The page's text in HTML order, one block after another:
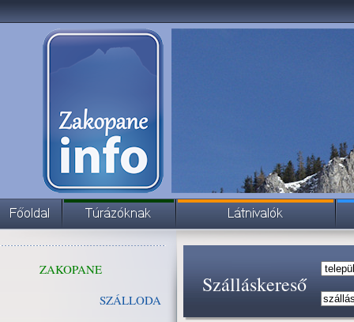
ZAKOPANE
SZÁLLODA
Szálláskereső